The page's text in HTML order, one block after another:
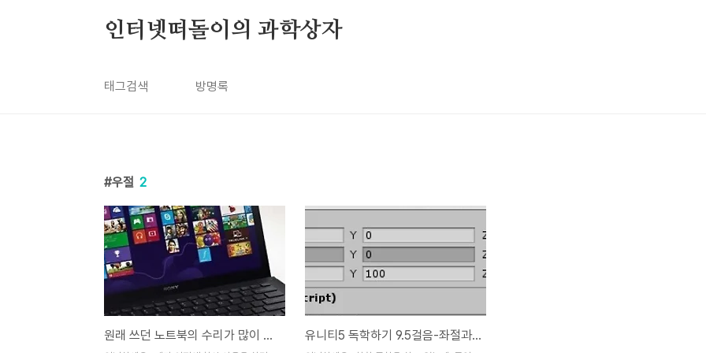
인터넷떠돌이의 과학상자
태그검색 방명록
우절 2
원래 쓰던 노트북의 수리가 많이 늦어질 예정이라고 합니다. 유니티5 독학하기 9.5걸음-좌절과 재기의 희망